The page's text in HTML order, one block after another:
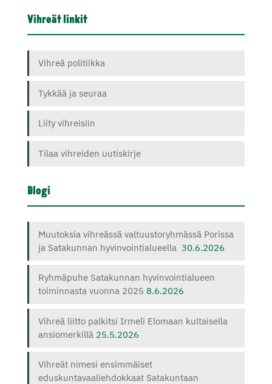
Vihreät linkit
Vihreä politiikka
Tykkää ja seuraa
Liity vihreisiin
Tilaa vihreiden uutiskirje
Blogi
Muutoksia vihreässä valtuustoryhmässä Porissa
ja Satakunnan hyvinvointialueella 30.6.2026
Ryhmäpuhe Satakunnan hyvinvointialueen
toiminnasta vuonna 2025 8.6.2026
Vihreä liitto palkitsi Irmeli Elomaan kultaisella
ansiomerkillä 25.5.2026
Vihreät nimesi ensimmäiset
eduskuntavaaliehdokkaat Satakuntaan